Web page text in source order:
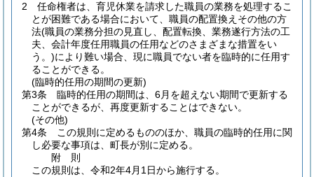
2
任命権者は、育児休業を請求した職員の業務を処理するこ
とが困難である場合において、職員の配置換えその他の方
法(職員の業務分担の見直し、配置転換、業務遂行方法の工
夫、会計年度任用職員の任用などのさまざまな措置をい
う。)により難い場合、現に職員でない者を臨時的に任用す
ることができる。
(臨時的任用の期間の更新)
第3条
臨時的任用の期間は、6月を超えない期間で更新する
ことができるが、再度更新することはできない。
(その他)
第4条
この規則に定めるもののほか、職員の臨時的任用に関
し必要な事項は、町長が別に定める。
附 則
この規則は、令和2年4月1日から施行する。